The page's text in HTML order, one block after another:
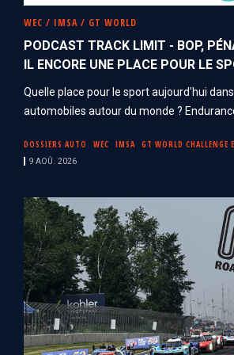
WEC / IMSA / GT WORLD
PODCAST TRACK LIMIT - BOP,
IL ENCORE UNE PLACE POUR LE
Quelle place pour le sport aujourd'hui
automobiles autour du monde ?
DOSSIERS AUTO WEC IMSA GT WORLD CHALLENGE
9 AOÛ. 2026